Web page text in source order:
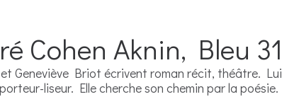
Cohen Aknin, Bleu 31
Geneviève Briot écrivent roman récit, théâtre. Lui
liseur. Elle cherche son chemin par la poésie.